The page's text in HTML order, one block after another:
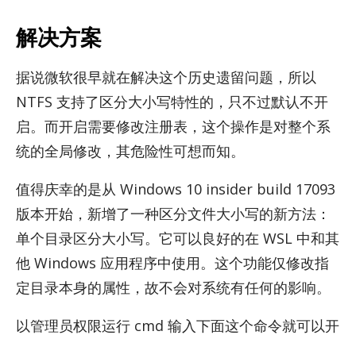
解决方案
据说微软很早就在解决这个历史遗留问题，所以
NTFS 支持了区分大小写特性的，只不过默认不开
启。而开启需要修改注册表，这个操作是对整个系
统的全局修改，其危险性可想而知。
值得庆幸的是从 Win­dows 10 in­sider build 17093
版本开始，新增了一种区分文件大小写的新方法：
单个目录区分大小写。它可以良好的在 WSL 中和其
他 Win­dows 应用程序中使用。这个功能仅修改指
定目录本身的属性，故不会对系统有任何的影响。
以管理员权限运行 cmd 输入下面这个命令就可以开